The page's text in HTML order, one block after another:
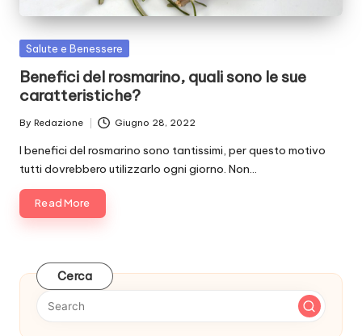
Posted
Salute e Benessere
Benefici del rosmarino, quali sono le sue
caratteristiche?
Posted
by
By Redazione Giugno 28, 2022
I benefici del rosmarino sono tantissimi, per questo motivo
tutti dovrebbero utilizzarlo ogni giorno. Non…
Read More
Cerca